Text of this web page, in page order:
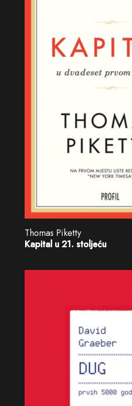
Thomas Piketty
Kapital u 21. stoljeću